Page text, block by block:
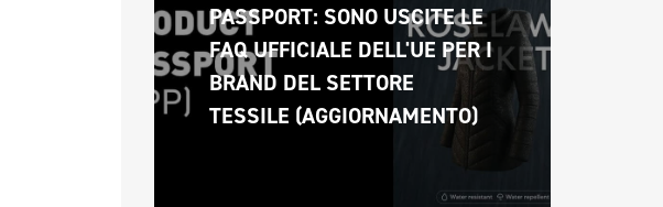
PASSPORT: SONO USCITE LE
FAQ UFFICIALE DELL'UE PER I
BRAND DEL SETTORE
TESSILE (AGGIORNAMENTO)